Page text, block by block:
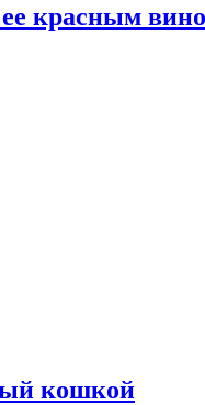
красным
кошкой